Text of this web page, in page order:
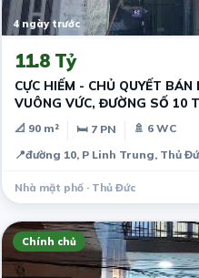
4 ngày trước
11.8 Tỷ
CỰC HIẾM - CHỦ QUYẾT
VUÔNG VỨC, ĐƯỜNG SỐ 10
THỊ TRƯỜNG - DÒNG TIỀN
📐 90 m² 🛏 7 PN
🚿 6 WC
📍đường 10, P Linh Trung, Thủ
Nhà mặt phố · Thủ Đức
Chính chủ